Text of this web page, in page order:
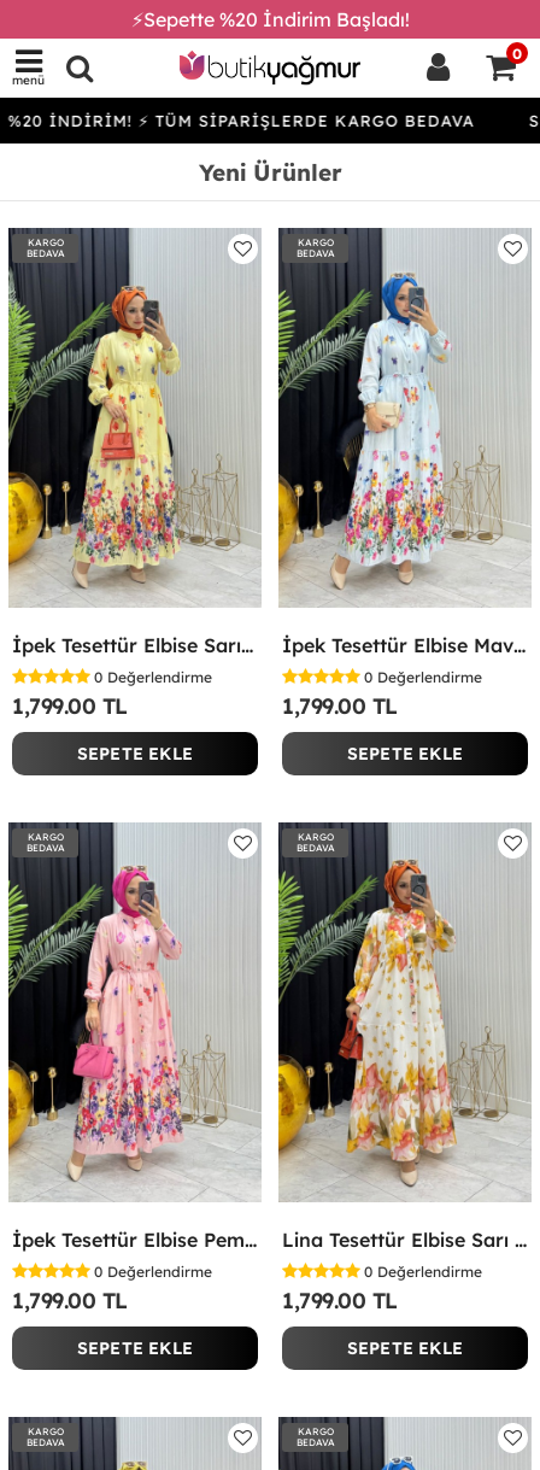
⚡Sepette %20 İndirim Başladı!
menü
0
⚡ TÜM SİPARİŞLERDE KARGO BEDAVA SEPETTE
Yeni Ürünler
KARGO
BEDAVA
İpek Tesettür Elbise Sarı Sarı
0 Değerlendirme
1,799.00 TL
SEPETE EKLE
KARGO
BEDAVA
İpek Tesettür Elbise Mavi Mavi
0 Değerlendirme
1,799.00 TL
SEPETE EKLE
KARGO
BEDAVA
İpek Tesettür Elbise Pembe Pembe
0 Değerlendirme
1,799.00 TL
SEPETE EKLE
KARGO
BEDAVA
Lina Tesettür Elbise Sarı Sarı
0 Değerlendirme
1,799.00 TL
SEPETE EKLE
KARGO
BEDAVA
KARGO
BEDAVA